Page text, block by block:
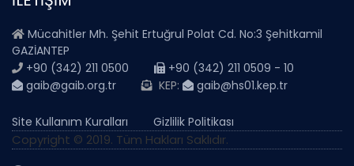
Mücahitler Mh. Şehit Ertuğrul Polat Cd. No:3 Şehitkamil
GAZİANTEP
+90 (342) 211 0500
+90 (342) 211 0509 - 10
gaib@gaib.org.tr
KEP: gaib@hs01.kep.tr
Site Kullanım Kuralları Gizlilik Politikası
Copyright © 2019. Tüm Hakları Saklıdır.